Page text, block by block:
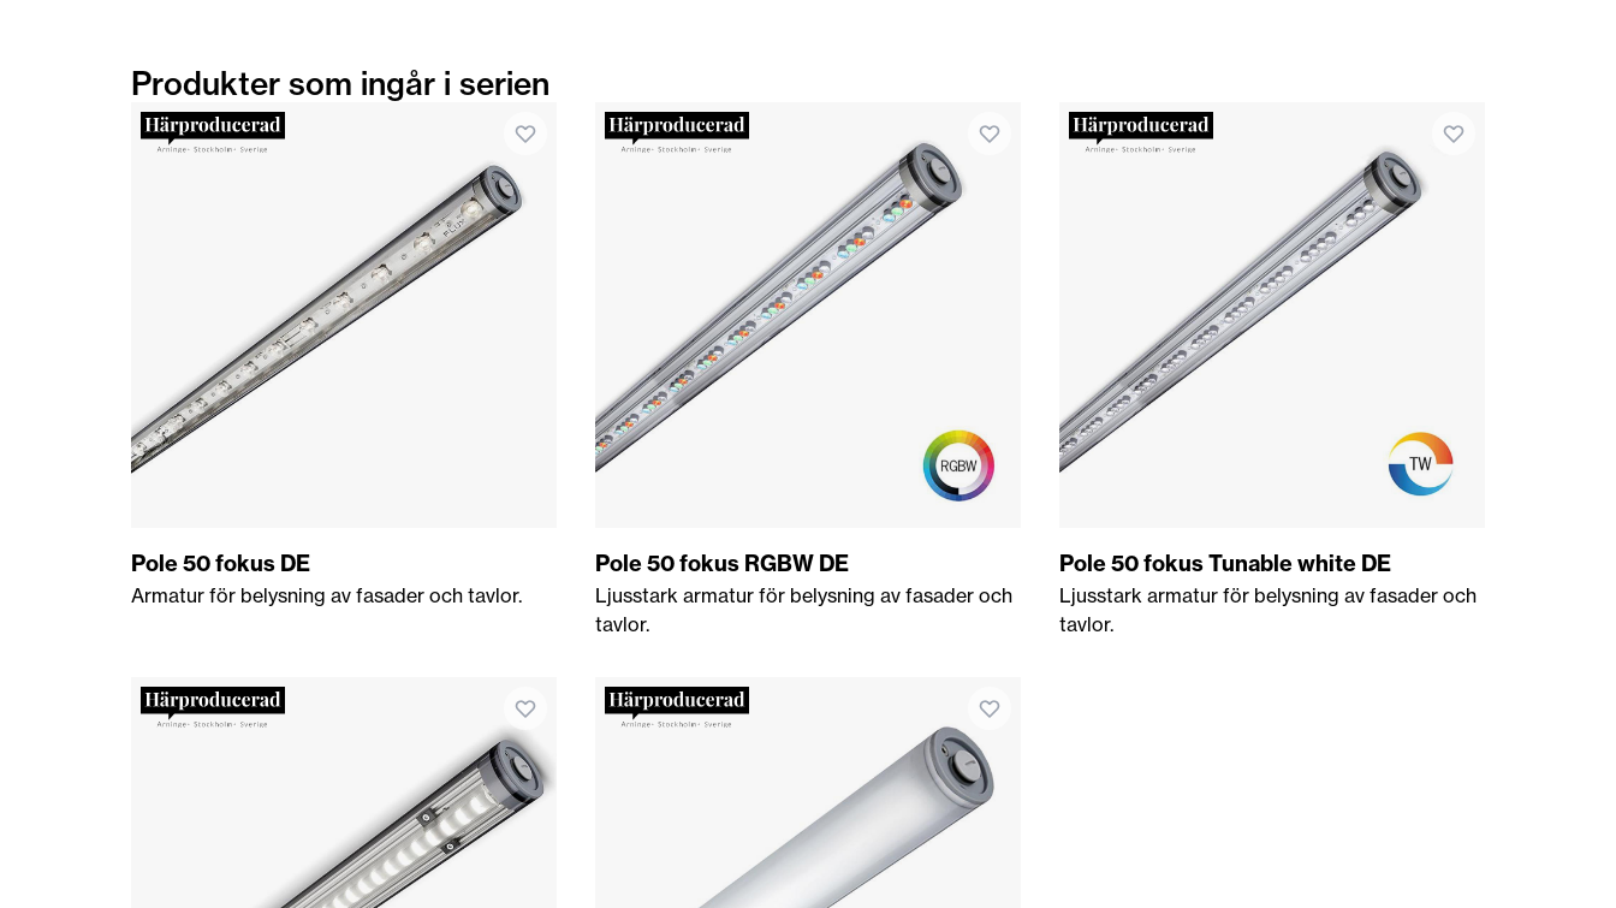
Produkter som ingår i serien
Pole 50 fokus DE
Armatur för belysning av fasader och tavlor.
Pole 50 fokus RGBW DE
Ljusstark armatur för belysning av fasader och
tavlor.
Pole 50 fokus Tunable white DE
Ljusstark armatur för belysning av fasader och
tavlor.